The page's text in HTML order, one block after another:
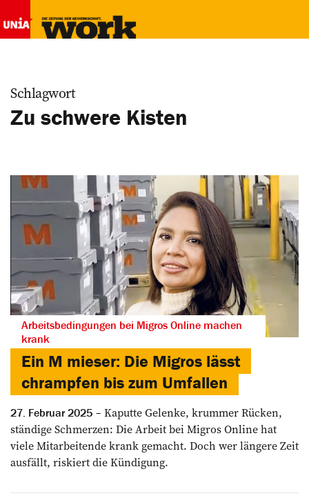
Schlagwort
Zu schwere Kisten
Arbeitsbedingungen bei Migros Online machen
krank
Ein M mieser: Die Migros lässt
chrampfen bis zum Umfallen
27. Februar 2025
Kaputte Gelenke, krummer Rücken,
ständige Schmerzen: Die Arbeit bei Migros Online hat
viele Mitarbeitende krank gemacht. Doch wer längere Zeit
ausfällt, riskiert die Kündigung.